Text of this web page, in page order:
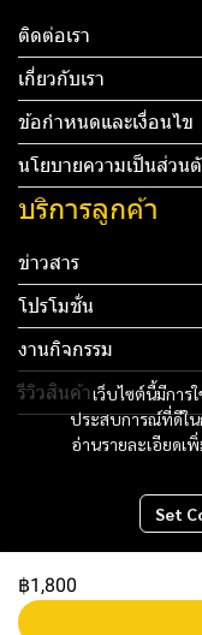
฿1,800
เว็บไซต์นี้มีการ
ประสบการณ์ที่ดีใน
อ่านรายละเอียดเ
Set
ติดต่อเรา
เกี่ยวกับเรา
ข้อกำหนดและเงื่อนไข
นโยบายความเป็นส่วน
บริการลูกค้า
ข่าวสาร
โปรโมชั่น
งานกิจกรรม
รีวิวสินค้า
Tel: 012 345 67890
Copyright 2024